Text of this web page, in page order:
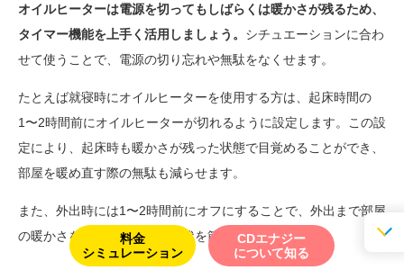
オイルヒーターは電源を切ってもしばらくは暖かさが残るため、
タイマー機能を上手く活用しましょう。 シチュエーションに合わ
せて使うことで、電源の切り忘れや無駄をなくせます。
たとえば就寝時にオイルヒーターを使用する方は、起床時間の
1〜2時間前にオイルヒーターが切れるように設定します。この設
定により、起床時も暖かさが残った状態で目覚めることができ、
部屋を暖め直す際の無駄も減らせます。
また、外出時には1〜2時間前にオフにすることで、外出まで部屋
の暖かさを持続させつつ電気代を節約できます。
料金
シミュレーション
CDエナジー
について知る